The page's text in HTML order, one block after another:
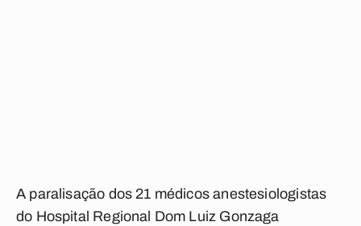
A paralisação dos 21 médicos anestesiologistas
do Hospital Regional Dom Luiz Gonzaga